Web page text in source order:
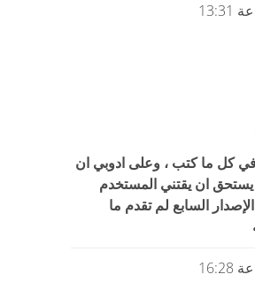
أؤيد الكاتب hacen في كل ما كتب ، وعلى ادوبي ان
ان يقتني المستخدم
السابع لم تقدم ما